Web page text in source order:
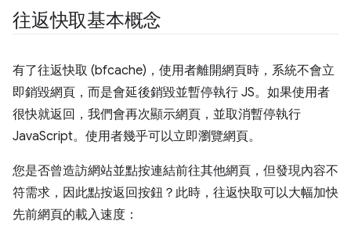
往返快取基本概念
有了往返快取 (bfcache)，使用者離開網頁時，系統不會立
即銷毀網頁，而是會延後銷毀並暫停執行 JS。如果使用者
很快就返回，我們會再次顯示網頁，並取消暫停執行
JavaScript。使用者幾乎可以立即瀏覽網頁。
您是否曾造訪網站並點按連結前往其他網頁，但發現內容不
符需求，因此點按返回按鈕？此時，往返快取可以大幅加快
先前網頁的載入速度：